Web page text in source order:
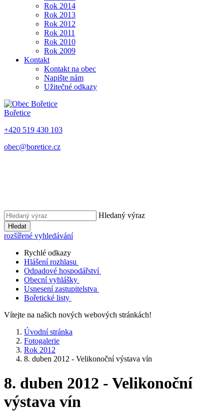
Rok 2014
Rok 2013
Rok 2012
Rok 2011
Rok 2010
Rok 2009
Kontakt
Kontakt na obec
Napište nám
Užitečné odkazy
Bořetice
+420 519 430 103
obec@boretice.cz
Hledaný výraz
Hledat
rozšířené vyhledávání
Rychlé odkazy
Hlášení rozhlasu
Odpadové hospodářství
Obecní vyhlášky
Usnesení zastupitelstva
Bořetické listy
Vítejte na našich nových webových stránkách!
Úvodní stránka
Fotogalerie
Rok 2012
8. duben 2012 - Velikonoční výstava vín
8. duben 2012 - Velikonoční
výstava vín